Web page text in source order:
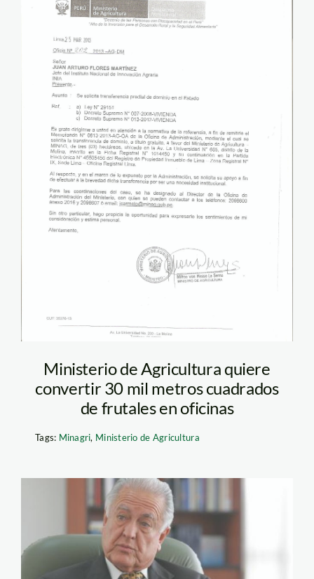
CARTA DEL
MINISTRO
AGRICULTURA
PIDIENDO 3 Hras. al
INIA
Ministerio de Agricultura quiere
convertir 30 mil metros cuadrados
de frutales en oficinas
Tags: Minagri, Ministerio de Agricultura
rafael_quevedo-
larepublica